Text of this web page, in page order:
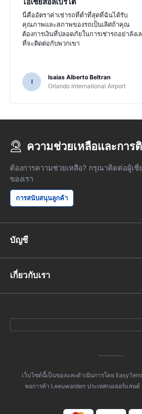
นี่คืออัตราค่าเช่ารถที่ต่ำที่สุดที่ฉันได้รับ
คุณภาพและสภาพของรถเป็นเลิศถ้าคุณ
ต้องการเงินที่ปลอดภัยในการเช่ารถอย่าลังเล
ที่จะติดต่อกับพวกเขา
I
Isaias Alberto Beltran
Orlando International Airport
ความช่วยเหลือและการ
ต้องการความช่วยเหลือ? กรุณาติดต่อผู้เชี่
ของเรา
การสนับสนุนลูกค้า
บัญชี
เกี่ยวกับเรา
เว็บไซต์นี้เป็นของและดำเนินการโดย
หอการค้า Leeuwarden ประเทศเนเธอร์แลน